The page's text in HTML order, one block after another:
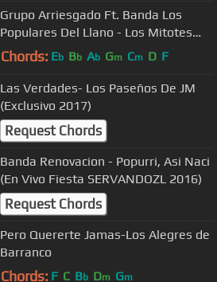
Grupo Arriesgado Ft. Banda Los
Populares Del Llano - Los Mitotes
"Los Originales" (En Vivo 2021)
Chords: Eb Bb Ab Gm Cm D F
Las Verdades- Los Paseños De JM
(Exclusivo 2017)
Request Chords
Banda Renovacion - Popurri, Asi Naci
(En Vivo Fiesta SERVANDOZL 2016)
Request Chords
Pero Quererte Jamas-Los Alegres de
Barranco
Chords: F C Bb Dm Gm